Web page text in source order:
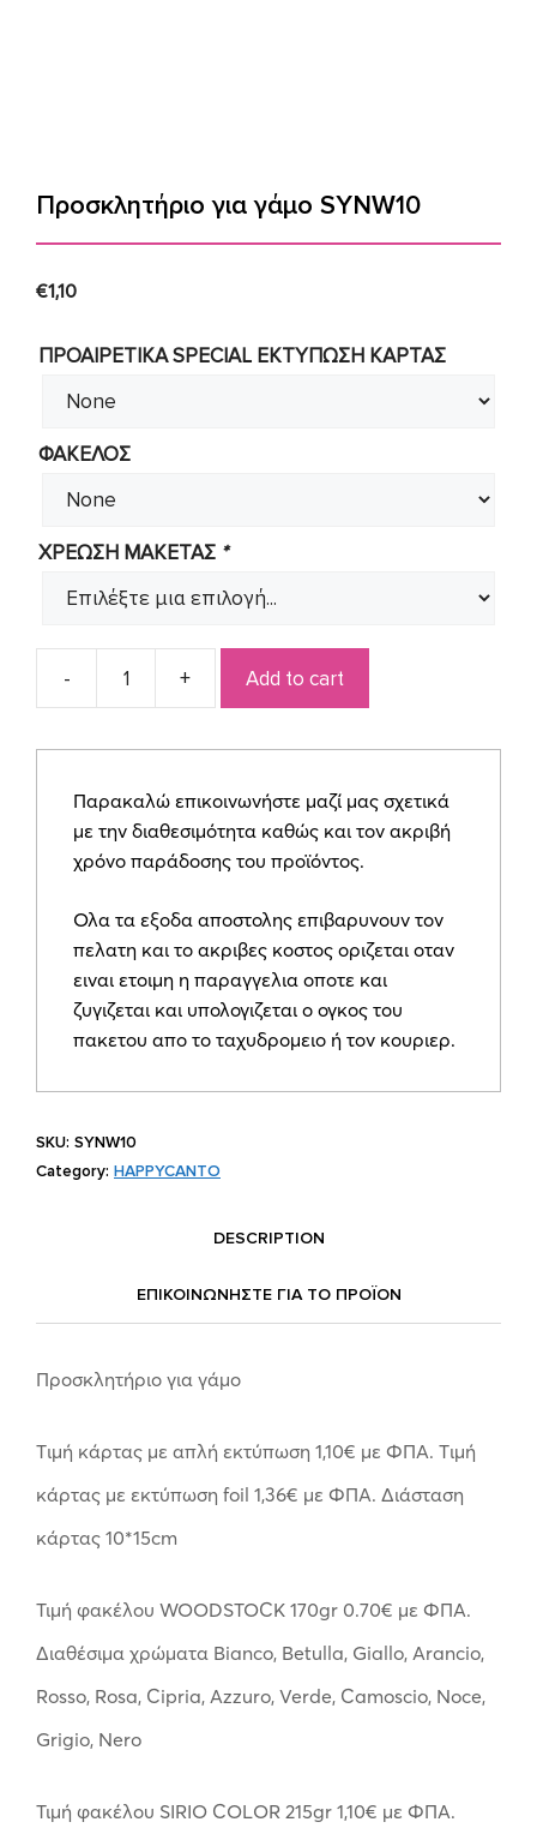
Προσκλητήριο για γάμο SYNW10
€1,10
ΠΡΟΑΙΡΕΤΙΚΑ SPECIAL ΕΚΤΥΠΩΣΗ KAΡΤΑΣ
ΦΑΚΕΛΟΣ
ΧΡΕΩΣΗ ΜΑΚΕΤΑΣ *
Προσκλητήριο
γάμο
quantity
Add to cart
Παρακαλώ επικοινωνήστε μαζί μας σχετικά
με την διαθεσιμότητα καθώς και τον ακριβή
χρόνο παράδοσης του προϊόντος.
Ολα τα εξοδα αποστολης επιβαρυνουν τον
πελατη και το ακριβες κοστος οριζεται οταν
ειναι ετοιμη η παραγγελια οποτε και
ζυγιζεται και υπολογιζεται ο ογκος του
πακετου απο το ταχυδρομειο ή τον κουριερ.
SKU: SYNW10
Category: HAPPYCANTO
DESCRIPTION
ΕΠΙΚΟΙΝΩΝΗΣΤΕ ΓΙΑ ΤΟ ΠΡΟΪOΝ
Προσκλητήριο για γάμο
Tιμή κάρτας με απλή εκτύπωση 1,10€ με ΦΠΑ. Tιμή
κάρτας με εκτύπωση foil 1,36€ με ΦΠΑ. Διάσταση
κάρτας 10*15cm
Τιμή φακέλου WOODSTOCK 170gr 0.70€ με ΦΠΑ.
Διαθέσιμα χρώματα Bianco, Betulla, Giallo, Arancio,
Rosso, Rosa, Cipria, Azzuro, Verde, Camoscio, Noce,
Grigio, Nero
Τιμή φακέλου SIRIO COLOR 215gr 1,10€ με ΦΠΑ.